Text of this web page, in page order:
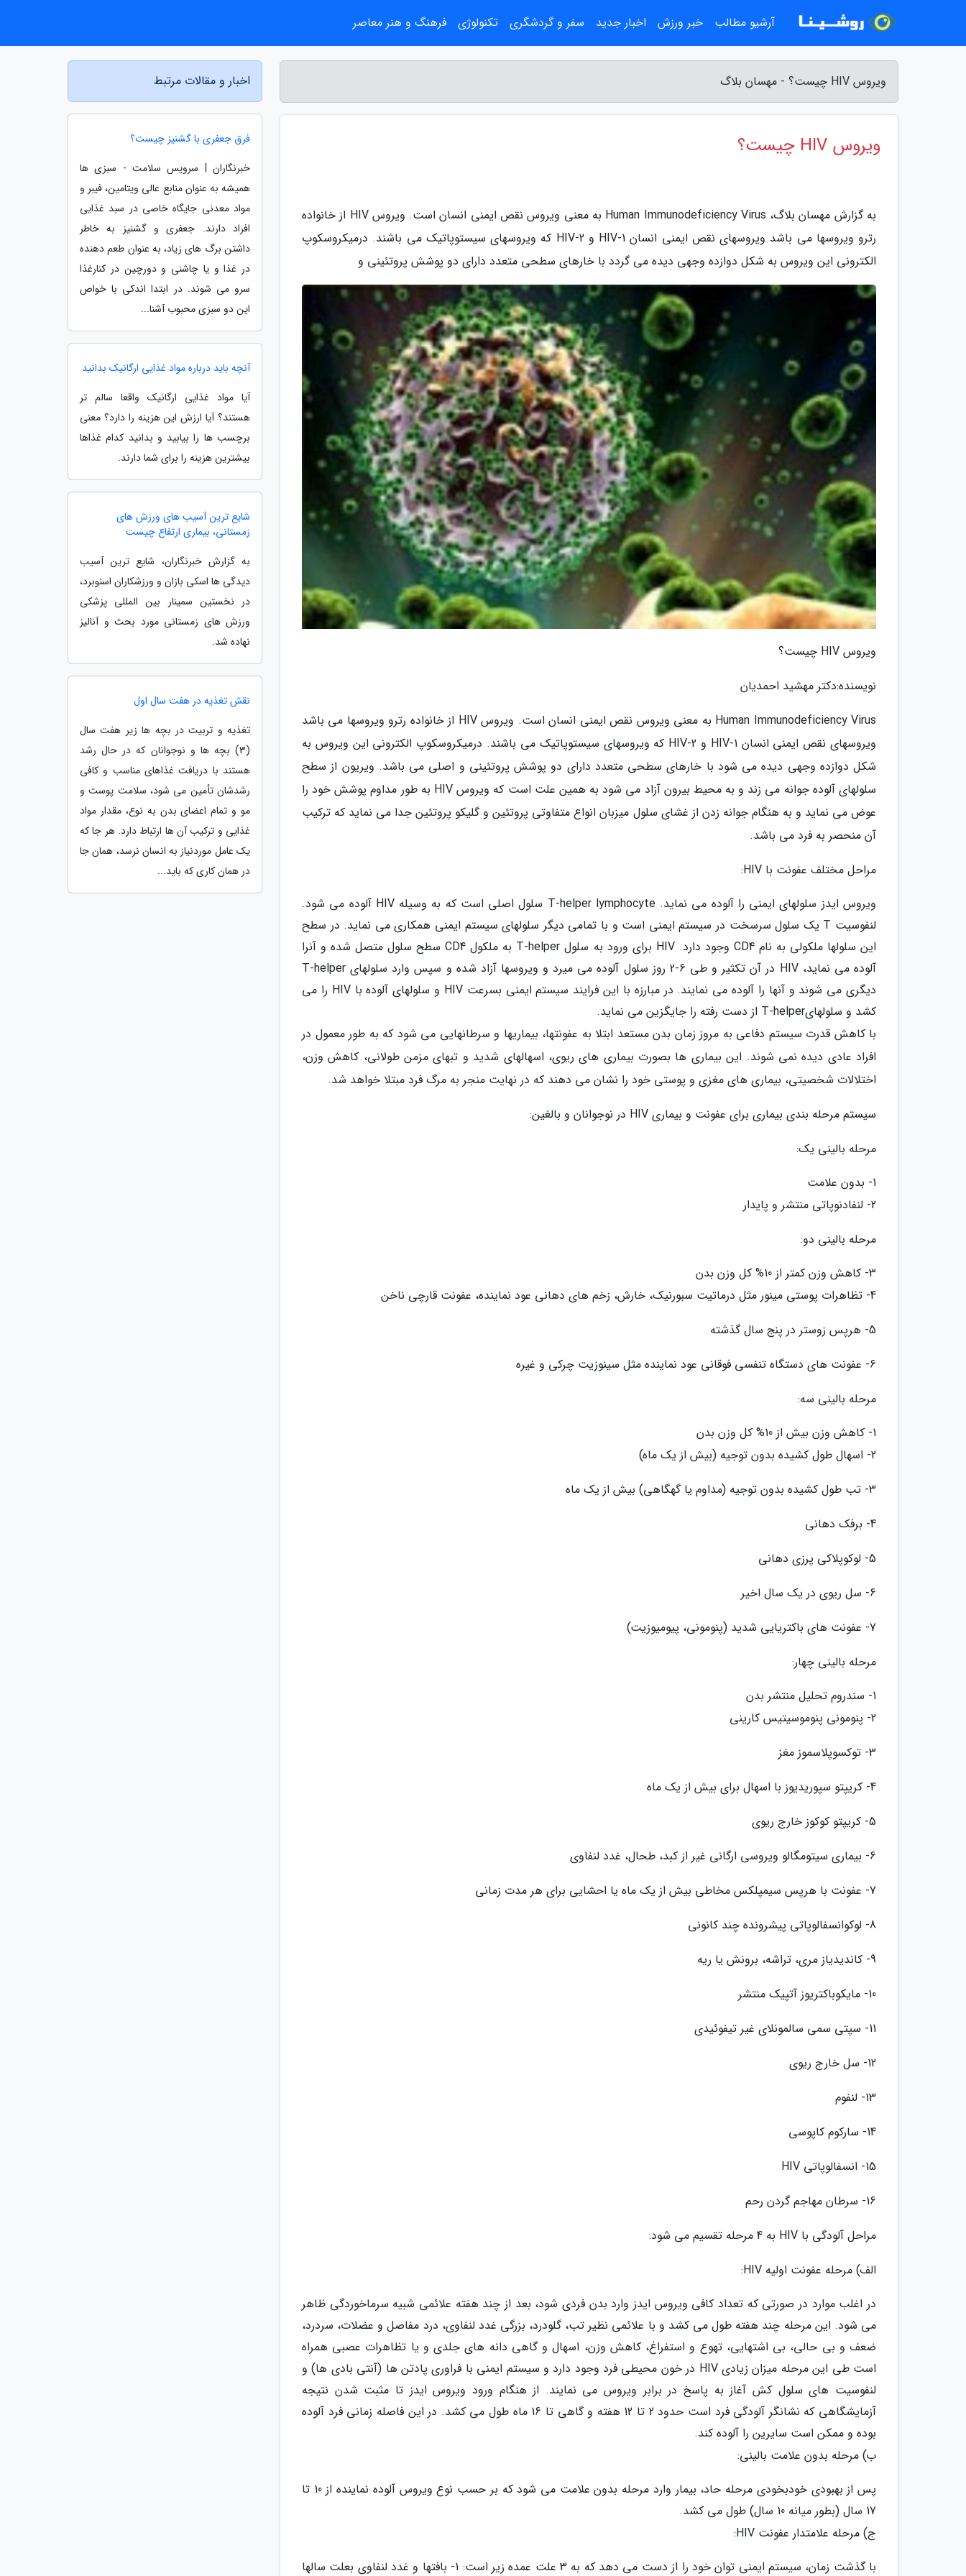
ویروس HIV چیست؟ - مهسان بلاگ
ویروس HIV چیست؟
به گزارش مهسان بلاگ، Human Immunodeficiency Virus به معنی ویروس نقص ایمنی انسان است. ویروس HIV از خانواده
رترو ویروسها می باشد ویروسهای نقص ایمنی انسان HIV-1 و HIV-2 که ویروسهای سیستوپاتیک می باشند. درمیکروسکوپ
الکترونی این ویروس به شکل دوازده وجهی دیده می گردد با خارهای سطحی متعدد دارای دو پوشش پروتئینی و
ویروس HIV چیست؟
نویسنده:دکتر مهشید احمدیان
Human Immunodeficiency Virus به معنی ویروس نقص ایمنی انسان است. ویروس HIV از خانواده رترو ویروسها می باشد
ویروسهای نقص ایمنی انسان HIV-1 و HIV-2 که ویروسهای سیستوپاتیک می باشند. درمیکروسکوپ الکترونی این ویروس به
شکل دوازده وجهی دیده می شود با خارهای سطحی متعدد دارای دو پوشش پروتئینی و اصلی می باشد. ویریون از سطح
سلولهای آلوده جوانه می زند و به محیط بیرون آزاد می شود به همین علت است که ویروس HIV به طور مداوم پوشش خود را
عوض می نماید و به هنگام جوانه زدن از غشای سلول میزبان انواع متفاوتی پروتئین و گلیکو پروتئین جدا می نماید که ترکیب
آن منحصر به فرد می باشد.
مراحل مختلف عفونت با HIV:
ویروس ایدز سلولهای ایمنی را آلوده می نماید. T-helper lymphocyte سلول اصلی است که به وسیله HIV آلوده می شود.
لنفوسیت T یک سلول سرسخت در سیستم ایمنی است و با تمامی دیگر سلولهای سیستم ایمنی همکاری می نماید. در سطح
این سلولها ملکولی به نام CD4 وجود دارد. HIV برای ورود به سلول T-helper به ملکول CD4 سطح سلول متصل شده و آنرا
آلوده می نماید، HIV در آن تکثیر و طی 6-2 روز سلول آلوده می میرد و ویروسها آزاد شده و سپس وارد سلولهای T-helper
دیگری می شوند و آنها را آلوده می نمایند. در مبارزه با این فرایند سیستم ایمنی بسرعت HIV و سلولهای آلوده با HIV را می
کشد و سلولهایT-helper از دست رفته را جایگزین می نماید.
با کاهش قدرت سیستم دفاعی به مروز زمان بدن مستعد ابتلا به عفونتها، بیماریها و سرطانهایی می شود که به طور معمول در
افراد عادی دیده نمی شوند. این بیماری ها بصورت بیماری های ریوی، اسهالهای شدید و تبهای مزمن طولانی، کاهش وزن،
اختلالات شخصیتی، بیماری های مغزی و پوستی خود را نشان می دهند که در نهایت منجر به مرگ فرد مبتلا خواهد شد.
سیستم مرحله بندی بیماری برای عفونت و بیماری HIV در نوجوانان و بالغین:
مرحله بالینی یک:
1- بدون علامت
2- لنفادنوپاتی منتشر و پایدار
مرحله بالینی دو:
3- کاهش وزن کمتر از 10% کل وزن بدن
4- تظاهرات پوستی مینور مثل درماتیت سبورنیک، خارش، زخم های دهانی عود نماینده، عفونت قارچی ناخن
5- هرپس زوستر در پنج سال گذشته
6- عفونت های دستگاه تنفسی فوقانی عود نماینده مثل سینوزیت چرکی و غیره
مرحله بالینی سه:
1- کاهش وزن بیش از 10% کل وزن بدن
2- اسهال طول کشیده بدون توجیه (بیش از یک ماه)
3- تب طول کشیده بدون توجیه (مداوم یا گهگاهی) بیش از یک ماه
4- برفک دهانی
5- لوکوپلاکی پرزی دهانی
6- سل ریوی در یک سال اخیر
7- عفونت های باکتریایی شدید (پنومونی، پیومیوزیت)
مرحله بالینی چهار:
1- سندروم تحلیل منتشر بدن
2- پنومونی پنوموسیتیس کارینی
3- توکسوپلاسموز مغز
4- کریپتو سپوریدیوز با اسهال برای بیش از یک ماه
5- کریپتو کوکوز خارج ریوی
6- بیماری سیتومگالو ویروسی ارگانی غیر از کبد، طحال، غدد لنفاوی
7- عفونت با هرپس سیمپلکس مخاطی بیش از یک ماه یا احشایی برای هر مدت زمانی
8- لوکوانسفالوپاتی پیشرونده چند کانونی
9- کاندیدیاز مری، تراشه، برونش یا ریه
10- مایکوباکتریوز آتپیک منتشر
11- سپتی سمی سالمونلای غیر تیفوئیدی
12- سل خارج ریوی
13- لنفوم
14- سارکوم کاپوسی
15- انسفالوپاتی HIV
16- سرطان مهاجم گردن رحم
مراحل آلودگی با HIV به 4 مرحله تقسیم می شود:
الف) مرحله عفونت اولیه HIV:
در اغلب موارد در صورتی که تعداد کافی ویروس ایدز وارد بدن فردی شود، بعد از چند هفته علائمی شبیه سرماخوردگی ظاهر
می شود. این مرحله چند هفته طول می کشد و با علائمی نظیر تب، گلودرد، بزرگی غدد لنفاوی، درد مفاصل و عضلات، سردرد،
ضعف و بی حالی، بی اشتهایی، تهوع و استفراغ، کاهش وزن، اسهال و گاهی دانه های جلدی و یا تظاهرات عصبی همراه
است طی این مرحله میزان زیادی HIV در خون محیطی فرد وجود دارد و سیستم ایمنی با فراوری پادتن ها (آنتی بادی ها) و
لنفوسیت های سلول کش آغاز به پاسخ در برابر ویروس می نمایند. از هنگام ورود ویروس ایدز تا مثبت شدن نتیجه
آزمایشگاهی که نشانگر آلودگی فرد است حدود 2 تا 12 هفته و گاهی تا 16 ماه طول می کشد. در این فاصله زمانی فرد آلوده
بوده و ممکن است سایرین را آلوده کند.
ب) مرحله بدون علامت بالینی:
پس از بهبودی خودبخودی مرحله حاد، بیمار وارد مرحله بدون علامت می شود که بر حسب نوع ویروس آلوده نماینده از 10 تا
17 سال (بطور میانه 10 سال) طول می کشد.
ج) مرحله علامتدار عفونت HIV:
با گذشت زمان، سیستم ایمنی توان خود را از دست می دهد که به 3 علت عمده زیر است: 1- بافتها و غدد لنفاوی بعلت سالها
اخبار و مقالات مرتبط
فرق جعفری با گشنیز چیست؟
خبرنگاران | سرویس سلامت - سبزی ها
همیشه به عنوان منابع عالی ویتامین، فیبر و
مواد معدنی جایگاه خاصی در سبد غذایی
افراد دارند. جعفری و گشنیز به خاطر
داشتن برگ های زیاد، به عنوان طعم دهنده
در غذا و یا چاشنی و دورچین در کنارغذا
سرو می شوند. در ابتدا اندکی با خواص
این دو سبزی محبوب آشنا...
آنچه باید درباره مواد غذایی ارگانیک بدانید
آیا مواد غذایی ارگانیک واقعا سالم تر
هستند؟ آیا ارزش این هزینه را دارد؟ معنی
برچسب ها را بیابید و بدانید کدام غذاها
بیشترین هزینه را برای شما دارند.
شایع ترین آسیب های ورزش های
زمستانی، بیماری ارتفاع چیست
به گزارش خبرنگاران، شایع ترین آسیب
دیدگی ها اسکی بازان و ورزشکاران اسنوبرد،
در نخستین سمینار بین المللی پزشکی
ورزش های زمستانی مورد بحث و آنالیز
نهاده شد.
نقش تغذیه در هفت سال اول
تغذیه و تربیت در بچه ها زیر هفت سال
(3) بچه ها و نوجوانان که در حال رشد
هستند با دریافت غذاهای مناسب و کافی
رشدشان تأمین می شود، سلامت پوست و
مو و تمام اعضای بدن به نوع، مقدار مواد
غذایی و ترکیب آن ها ارتباط دارد. هر جا که
یک عامل موردنیاز به انسان نرسد، همان جا
در همان کاری که باید...
آرشیو مطالب خبر ورزش اخبار جدید سفر و گردشگری تکنولوژی فرهنگ و هنر معاصر